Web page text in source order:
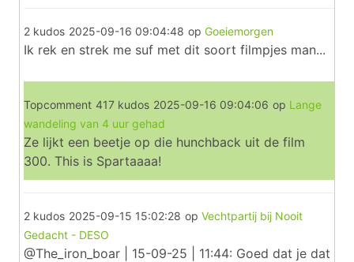
2 kudos 2025-09-16 09:04:48 op Goeiemorgen
Ik rek en strek me suf met dit soort filmpjes man...
Topcomment 417 kudos 2025-09-16 09:04:06 op Lange
wandeling van 4 uur gehad
Ze lijkt een beetje op die hunchback uit de film
300. This is Spartaaaa!
2 kudos 2025-09-15 15:02:28 op Vechtpartij bij Nooit
Gedacht - DESO
@The_iron_boar | 15-09-25 | 11:44: Goed dat je dat